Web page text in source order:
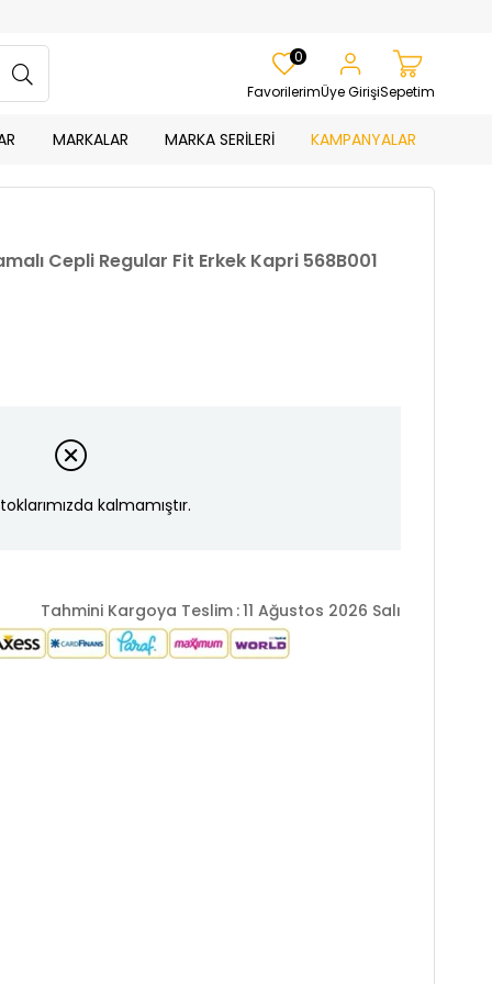
Favorilerim
0
Üye GirişiSepetim
MARKALAR MARKA SERİLERİ KAMPANYALAR
Cepli Regular Fit Erkek Kapri 568B001
kalmamıştır.
Tahmini Kargoya Teslim :11 Ağustos 2026 Salı